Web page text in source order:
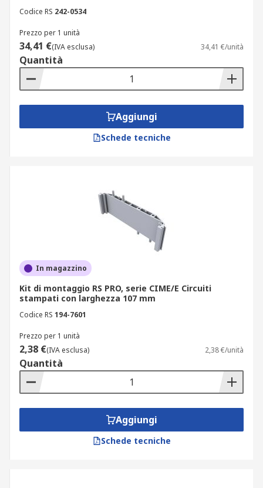
Codice RS 242-0534
Prezzo per 1 unità
34,41 €(IVA esclusa) 34,41 €/unità
Quantità
Aggiungi
Schede tecniche
In magazzino
Kit di montaggio RS PRO, serie CIME/E Circuiti
stampati con larghezza 107 mm
Codice RS 194-7601
Prezzo per 1 unità
2,38 €(IVA esclusa) 2,38 €/unità
Quantità
Aggiungi
Schede tecniche